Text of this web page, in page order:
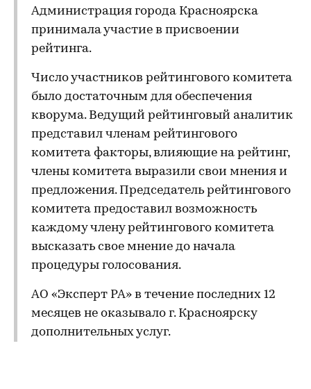
Администрация города Красноярска
принимала участие в присвоении
рейтинга.
Число участников рейтингового комитета
было достаточным для обеспечения
кворума. Ведущий рейтинговый аналитик
представил членам рейтингового
комитета факторы, влияющие на рейтинг,
члены комитета выразили свои мнения и
предложения. Председатель рейтингового
комитета предоставил возможность
каждому члену рейтингового комитета
высказать свое мнение до начала
процедуры голосования.
АО «Эксперт РА» в течение последних 12
месяцев не оказывало г. Красноярску
дополнительных услуг.